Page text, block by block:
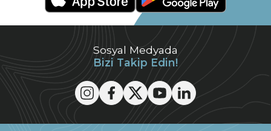
Sosyal Medyada
Bizi Takip Edin!